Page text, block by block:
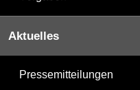
Aktuelles
Pressemitteilungen